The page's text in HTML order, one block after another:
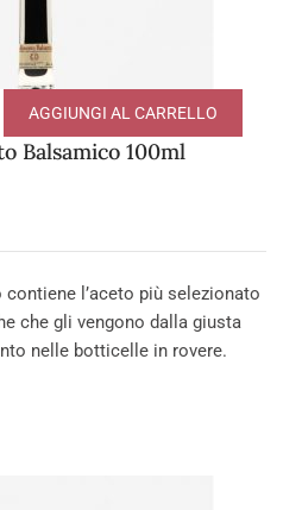
Balsamico 100ml
AGGIUNGI AL CARRELLO
contiene l’aceto più selezionato
che gli vengono dalla giusta
nelle botticelle in rovere.